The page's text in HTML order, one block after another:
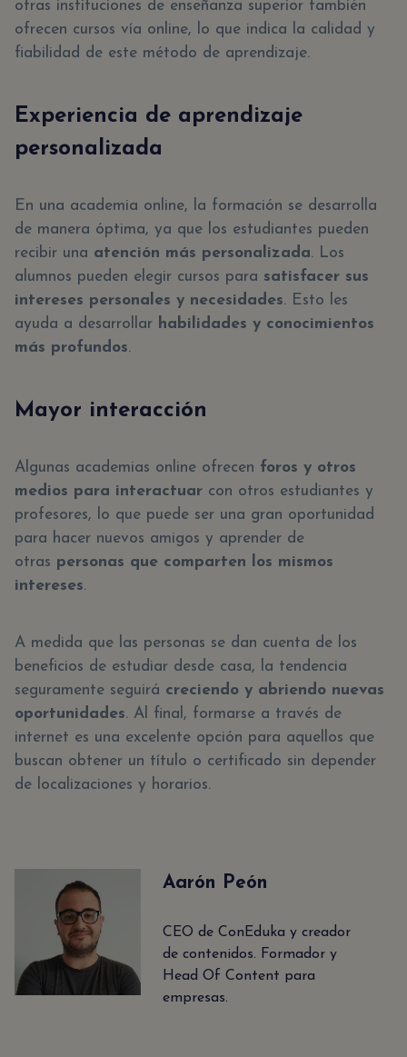
otras instituciones de enseñanza superior también
ofrecen cursos vía online, lo que indica la calidad y
fiabilidad de este método de aprendizaje.
Experiencia de aprendizaje
personalizada
En una academia online, la formación se desarrolla
de manera óptima, ya que los estudiantes pueden
recibir una atención más personalizada. Los
alumnos pueden elegir cursos para satisfacer sus
intereses personales y necesidades. Esto les
ayuda a desarrollar habilidades y conocimientos
más profundos.
Mayor interacción
Algunas academias online ofrecen foros y otros
medios para interactuar con otros estudiantes y
profesores, lo que puede ser una gran oportunidad
para hacer nuevos amigos y aprender de
otras personas que comparten los mismos
intereses.
A medida que las personas se dan cuenta de los
beneficios de estudiar desde casa, la tendencia
seguramente seguirá creciendo y abriendo nuevas
oportunidades. Al final, formarse a través de
internet es una excelente opción para aquellos que
buscan obtener un título o certificado sin depender
de localizaciones y horarios.
Aarón Peón
CEO de ConEduka y creador
de contenidos. Formador y
Head Of Content para
empresas.